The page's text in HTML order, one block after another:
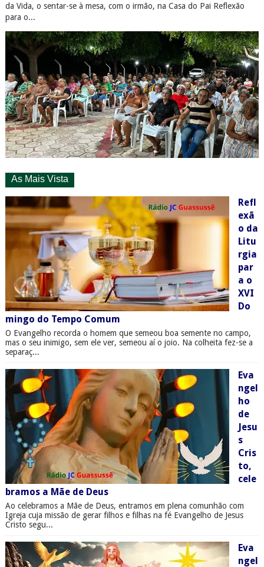
da Vida, o sentar-se à mesa, com o irmão, na Casa do Pai Reflexão
para o...
As Mais Vista
Refl
exã
o da
Litu
rgia
par
a o
XVI
Do
mingo do Tempo Comum
O Evangelho recorda o homem que semeou boa semente no campo,
mas o seu inimigo, sem ele ver, semeou aí o joio. Na colheita fez-se a
separaç...
Eva
ngel
ho
de
Jesu
s
Cris
to,
cele
bramos a Mãe de Deus
Ao celebramos a Mãe de Deus, entramos em plena comunhão com
Igreja cuja missão de gerar filhos e filhas na fé Evangelho de Jesus
Cristo segu...
Eva
ngel